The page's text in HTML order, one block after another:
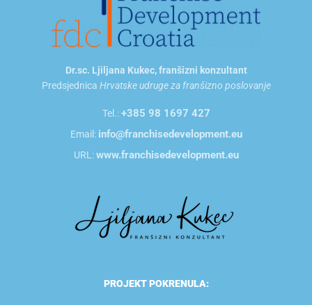
Dr.sc. Ljiljana Kukec, franšizni konzultant
Predsjednica Hrvatske udruge za franšizno poslovanje
Tel.:+385 98 1697 427
Email: info@franchisedevelopment.eu
URL:www.franchisedevelopment.eu
PROJEKT POKRENULA: